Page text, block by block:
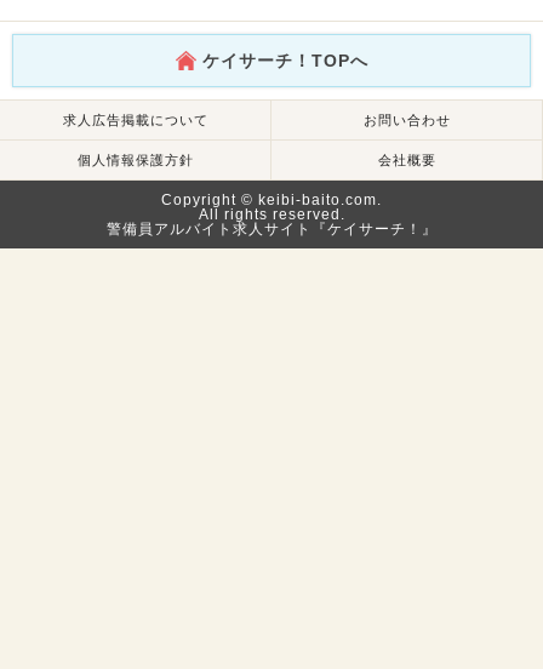
ケイサーチ！TOPへ
求人広告掲載について お問い合わせ
個人情報保護方針 会社概要
Copyright © keibi-baito.com.
All rights reserved.
警備員アルバイト求人サイト『ケイサーチ！』